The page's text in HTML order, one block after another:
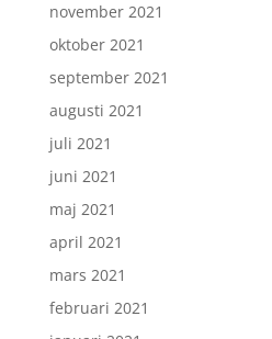
november 2021
oktober 2021
september 2021
augusti 2021
juli 2021
juni 2021
maj 2021
april 2021
mars 2021
februari 2021